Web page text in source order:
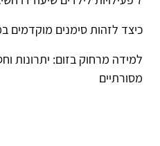
כיצד לזהות סימנים מוקדמים
למידה מרחוק בזום: יתרונות
מסורתיים